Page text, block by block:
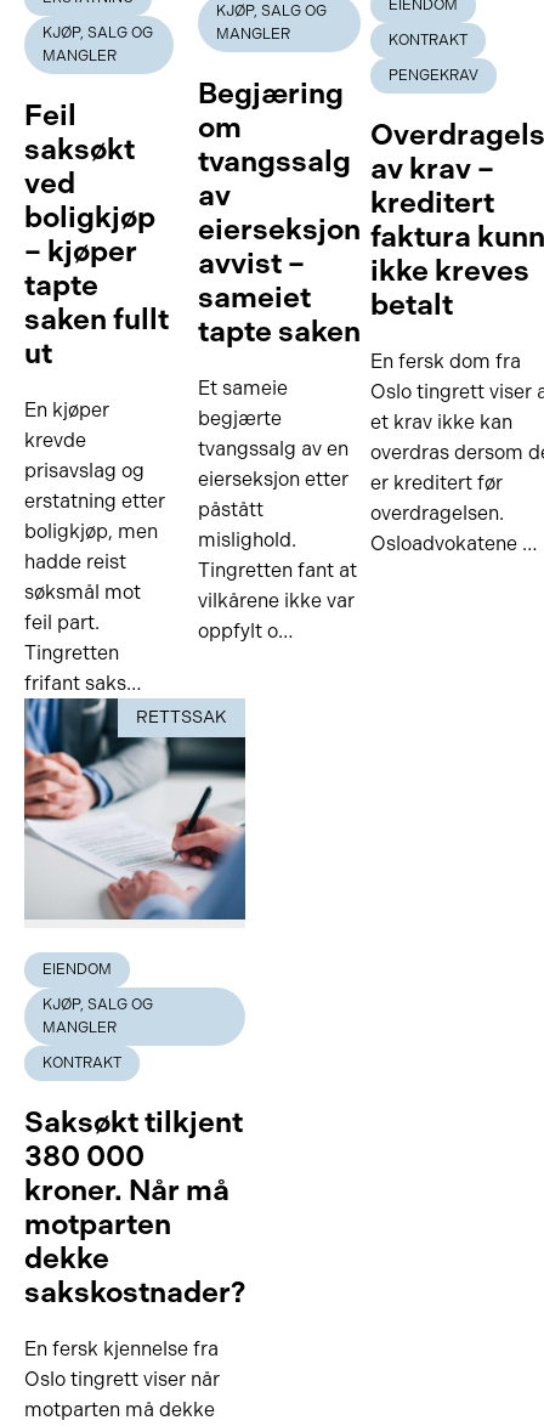
KJØP, SALG OG
MANGLER
Feil
saksøkt
ved
boligkjøp
– kjøper
tapte
saken fullt
ut
En kjøper
krevde
prisavslag og
erstatning etter
boligkjøp, men
hadde reist
søksmål mot
feil part.
Tingretten
frifant saks…
KJØP, SALG OG
MANGLER
Begjæring
om
tvangssalg
av
eierseksjon
avvist –
sameiet
tapte saken
Et sameie
begjærte
tvangssalg av en
eierseksjon etter
påstått
mislighold.
Tingretten fant at
vilkårene ikke var
oppfylt o…
EIENDOM
KONTRAKT
PENGEKRAV
av krav –
kreditert
faktura
ikke kreves
betalt
En fersk dom fra
Oslo tingrett viser
et krav ikke kan
overdras dersom
er kreditert før
overdragelsen.
Osloadvokatene …
RETTSSAK
EIENDOM
KJØP, SALG OG
MANGLER
KONTRAKT
Saksøkt tilkjent
380 000
kroner. Når må
motparten
dekke
sakskostnader?
En fersk kjennelse fra
Oslo tingrett viser når
motparten må dekke